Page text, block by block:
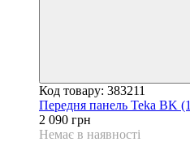
Код товару: 383211
Передня панель Teka BK
2 090 грн
Немає в наявності